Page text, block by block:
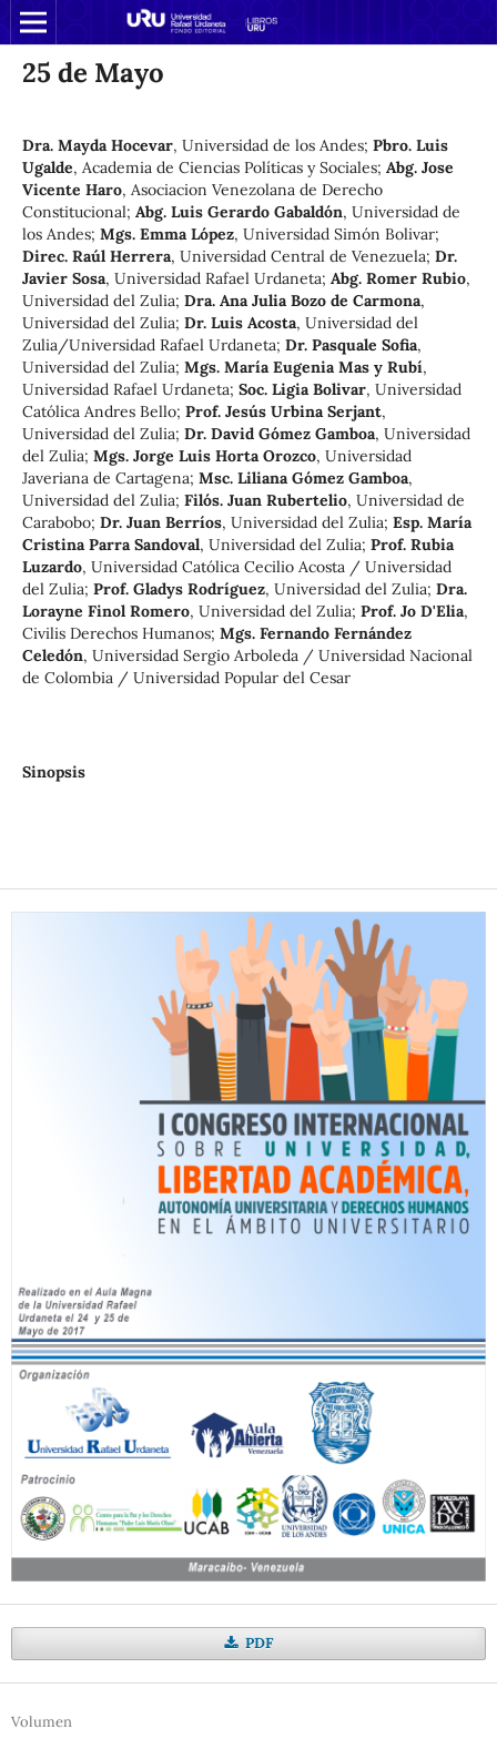
25 de Mayo
Dra. Mayda Hocevar, Universidad de los Andes; Pbro. Luis
Ugalde, Academia de Ciencias Políticas y Sociales; Abg. Jose
Vicente Haro, Asociacion Venezolana de Derecho
Constitucional; Abg. Luis Gerardo Gabaldón, Universidad de
los Andes; Mgs. Emma López, Universidad Simón Bolivar;
Direc. Raúl Herrera, Universidad Central de Venezuela; Dr.
Javier Sosa, Universidad Rafael Urdaneta; Abg. Romer Rubio,
Universidad del Zulia; Dra. Ana Julia Bozo de Carmona,
Universidad del Zulia; Dr. Luis Acosta, Universidad del
Zulia/Universidad Rafael Urdaneta; Dr. Pasquale Sofia,
Universidad del Zulia; Mgs. María Eugenia Mas y Rubí,
Universidad Rafael Urdaneta; Soc. Ligia Bolivar, Universidad
Católica Andres Bello; Prof. Jesús Urbina Serjant,
Universidad del Zulia; Dr. David Gómez Gamboa, Universidad
del Zulia; Mgs. Jorge Luis Horta Orozco, Universidad
Javeriana de Cartagena; Msc. Liliana Gómez Gamboa,
Universidad del Zulia; Filós. Juan Rubertelio, Universidad de
Carabobo; Dr. Juan Berríos, Universidad del Zulia; Esp. María
Cristina Parra Sandoval, Universidad del Zulia; Prof. Rubia
Luzardo, Universidad Católica Cecilio Acosta / Universidad
del Zulia; Prof. Gladys Rodríguez, Universidad del Zulia; Dra.
Lorayne Finol Romero, Universidad del Zulia; Prof. Jo D'Elia,
Civilis Derechos Humanos; Mgs. Fernando Fernández
Celedón, Universidad Sergio Arboleda / Universidad Nacional
de Colombia / Universidad Popular del Cesar
Sinopsis
PDF
Volumen